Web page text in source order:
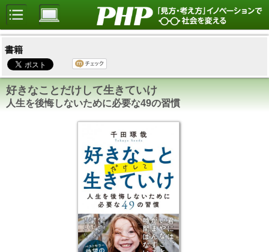
書籍
好きなことだけして生きていけ
人生を後悔しないために必要な49の習慣